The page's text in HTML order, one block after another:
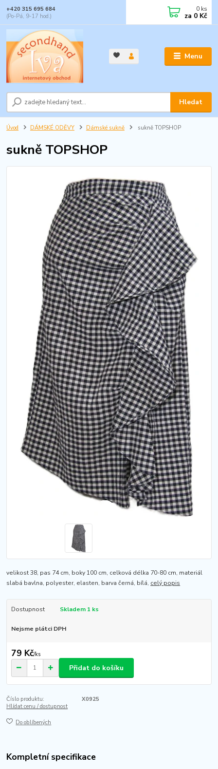
Menu
Hledat
+420 315 695 684
(Po-Pá, 9-17 hod.)
0 ks
za 0 Kč
Úvod DÁMSKÉ ODĚVY Dámské sukně sukně TOPSHOP
sukně TOPSHOP
velikost 38, pas 74 cm, boky 100 cm, celková délka 70-80 cm, materiál
slabá bavlna, polyester, elasten, barva černá, bílá, celý popis
Dostupnost Skladem 1 ks
Nejsme plátci DPH
79 Kč/ks
Přidat do košíku
Číslo produktu:
X0925
Hlídat cenu / dostupnost
Do oblíbených
Kompletní specifikace